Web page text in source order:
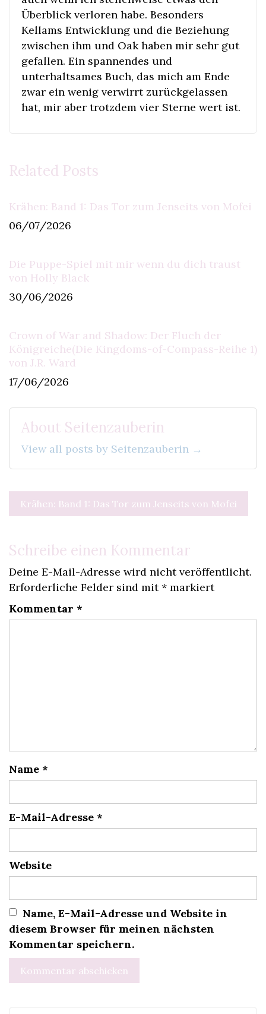
Überblick verloren habe. Besonders
Kellams Entwicklung und die Beziehung
zwischen ihm und Oak haben mir sehr gut
gefallen. Ein spannendes und
unterhaltsames Buch, das mich am Ende
zwar ein wenig verwirrt zurückgelassen
hat, mir aber trotzdem vier Sterne wert ist.
Related Posts
Krähen: Band 1: Das Tor zum Jenseits von Mofei
06/07/2026
Die Puppe-Spiel mit mir wenn du dich traust
von Holly Black
30/06/2026
Crown of War and Shadow: Der Fluch der
Königreiche(Die Kingdoms-of-Compass-Reihe 1)
von J.R. Ward
17/06/2026
About Seitenzauberin
View all posts by Seitenzauberin →
Beitragsnavigation
Krähen: Band 1: Das Tor zum Jenseits von Mofei
Schreibe einen Kommentar
Deine E-Mail-Adresse wird nicht veröffentlicht.
Erforderliche Felder sind mit* markiert
Kommentar *
Name *
E-Mail-Adresse *
Website
Name, E-Mail-Adresse und Website in
diesem Browser für meinen nächsten
Kommentar speichern.